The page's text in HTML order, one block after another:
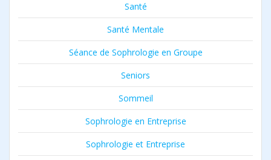
Santé
Santé Mentale
Séance de Sophrologie en Groupe
Seniors
Sommeil
Sophrologie en Entreprise
Sophrologie et Entreprise